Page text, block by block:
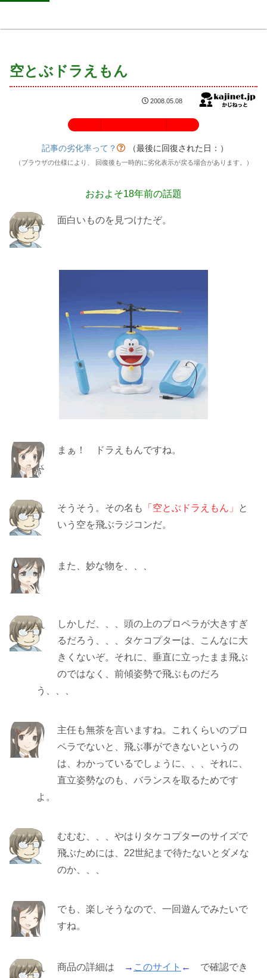
空とぶドラえもん
2008.05.08
記事の劣化率って？ （最後に回復された日： ）
（ブラウザの仕様により、 回復後も一時的に劣化表示が戻る場合があります。）
おおよそ18年前の話題
面白いものを見つけたぞ。
まぁ！ ドラえもんですね。
そうそう。その名も 「空とぶドラえもん」
と
いう空を飛ぶラジコンだ。
また、妙な物を、、、
しかしだ、、、頭の上のプロペラが大きすぎ
るだろう、、、タケコプターは、こんなに大
きくないぞ。それに、垂直に立ったまま飛ぶ
のではなく、前傾姿勢で飛ぶものだろ
う、、、
主任も無茶を言いますね。これくらいのプロ
ペラでないと、飛ぶ事ができないというの
は、わかっているでしょうに、、、それに、
直立姿勢なのも、バランスを取るためです
よ。
むむむ、、、やはりタケコプターのサイズで
飛ぶためには、22世紀まで待たないとダメな
のか、、、
でも、楽しそうなので、一回遊んでみたいで
すね。
商品の詳細は → このサイト ←
で確認でき